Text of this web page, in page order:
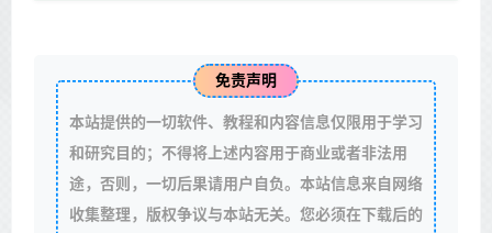
免责声明
本站提供的一切软件、教程和内容信息仅限用于学习
和研究目的；不得将上述内容用于商业或者非法用
途，否则，一切后果请用户自负。本站信息来自网络
收集整理，版权争议与本站无关。您必须在下载后的